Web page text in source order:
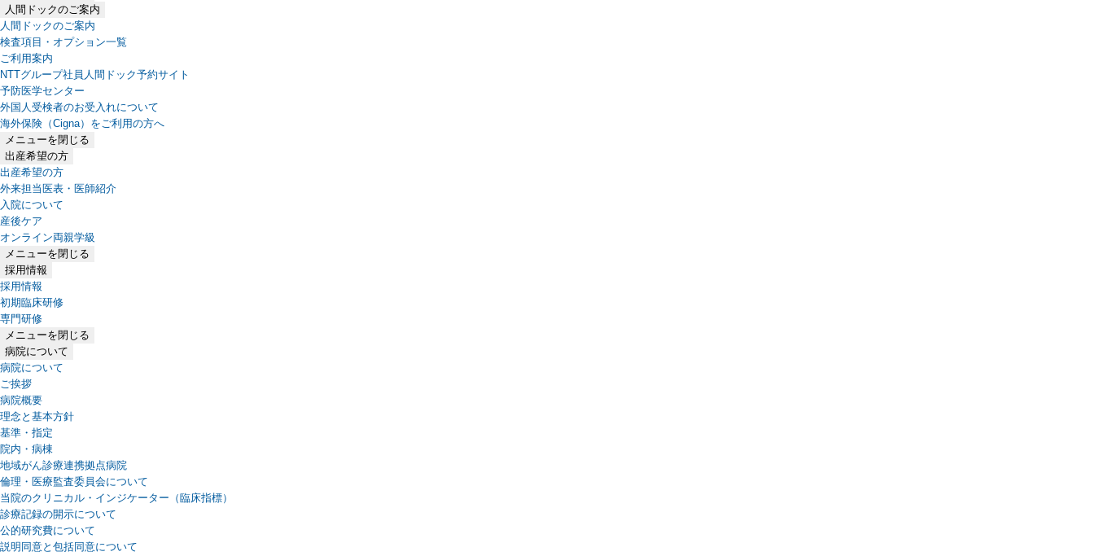
人間ドックのご案内
人間ドックのご案内
検査項目・オプション一覧
ご利用案内
NTTグループ社員人間ドック予約サイト
予防医学センター
外国人受検者のお受入れについて
海外保険（Cigna）をご利用の方へ
メニューを閉じる
出産希望の方
出産希望の方
外来担当医表・医師紹介
入院について
産後ケア
オンライン両親学級
メニューを閉じる
採用情報
採用情報
初期臨床研修
専門研修
メニューを閉じる
病院について
病院について
ご挨拶
病院概要
理念と基本方針
基準・指定
院内・病棟
地域がん診療連携拠点病院
倫理・医療監査委員会について
当院のクリニカル・インジケーター（臨床指標）
診療記録の開示について
公的研究費について
説明同意と包括同意について